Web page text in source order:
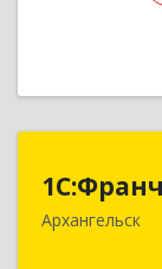
Архангельск